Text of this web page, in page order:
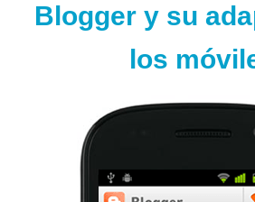
Blogger y su
los